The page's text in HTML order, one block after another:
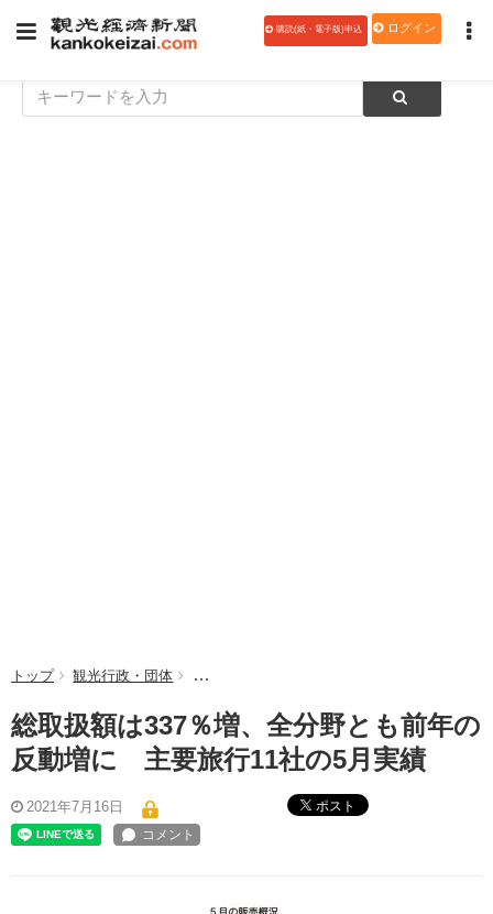
購読(紙・電子版)申込 ログイン
トップ 観光行政・団体 総取扱額は337％増、全分野とも前年の反動
総取扱額は337％増、全分野とも前年の
反動増に 主要旅行11社の5月実績
2021年7月16日 ポスト